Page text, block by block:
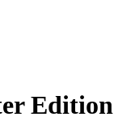
Edition